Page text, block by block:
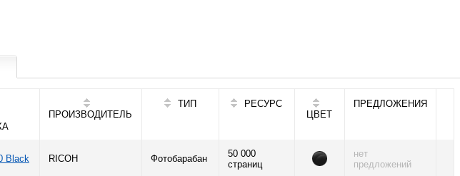
ПРОИЗВОДИТЕЛЬ
ТИП
РЕСУРС
ЦВЕТ
ПРЕДЛОЖЕНИЯ
Black RICOH Фотобарабан
50 000
страниц
нет
предложений